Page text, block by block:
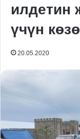
илдетин
үчүн
20.05.2020